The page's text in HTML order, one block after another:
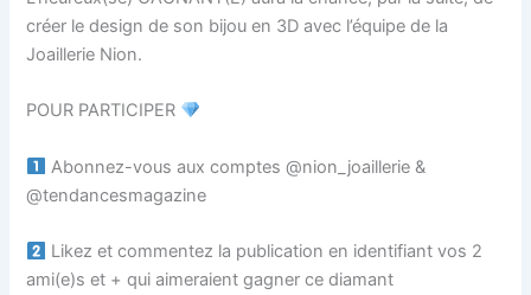
créer le design de son bijou en 3D avec l’équipe de la
Joaillerie Nion.
POUR PARTICIPER
Abonnez-vous aux comptes @nion_joaillerie &
@tendancesmagazine
Likez et commentez la publication en identifiant vos 2
ami(e)s et + qui aimeraient gagner ce diamant